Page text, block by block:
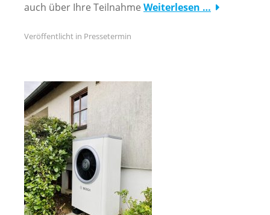
auch über Ihre Teilnahme Weiterlesen …
Veröffentlicht in Pressetermin